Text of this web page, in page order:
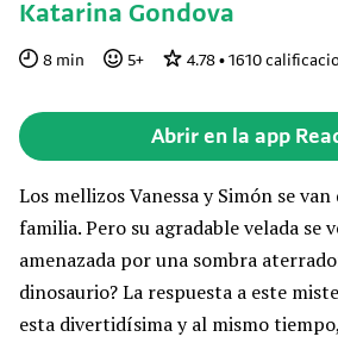
Katarina Gondova
8 min 5+ 4.78 • 1610
Abrir en la app
Los mellizos Vanessa y Simón se
familia. Pero su agradable velada se
amenazada por una sombra
dinosaurio? La respuesta a este
esta divertidísima y al mismo